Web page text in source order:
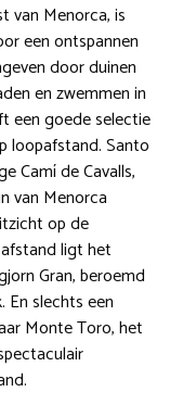
van Menorca, is
een ontspannen
door duinen
en zwemmen in
een goede selectie
loopafstand. Santo
Camí de Cavalls,
van Menorca
op de
ligt het
Gran, beroemd
En slechts een
Monte Toro, het